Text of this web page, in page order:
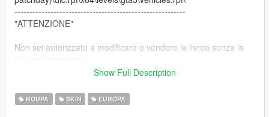
---------------------------------------------------------
"ATTENZIONE"
Non sei autorizzato a modificare o vendere la livrea senza la
per informazioni scrivimi in privato
"WARNING"
Show Full Description
ROUPA SKIN EUROPA